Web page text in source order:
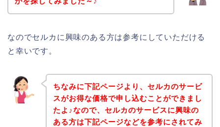
なのでセルカに興味のある方は参考にしていただける
と幸いです。
ちなみに下記ページより、セルカのサービ
スがお得な価格で申し込むことができまし
たよ♪なので、セルカのサービスに興味の
ある方は下記ページなどを参考にされてみ